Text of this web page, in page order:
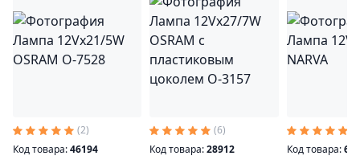
(2)
Код товара:46194
(6)
Код товара:28912
Код товара: